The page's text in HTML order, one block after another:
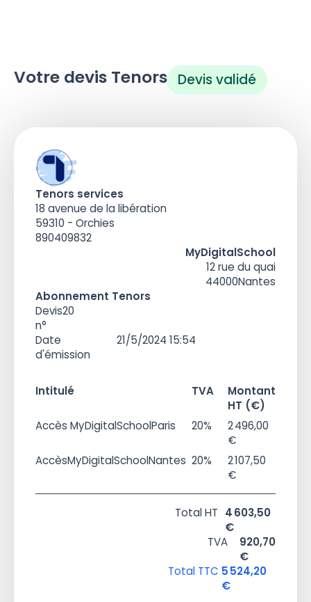
Votre devis Tenors Devis validé
Tenors services
18 avenue de la libération
59310 - Orchies
890409832
MyDigitalSchool
12 rue du quai
44000Nantes
Abonnement Tenors
Devis
n°
20
Date
d'émission
21/5/2024 15:54
Intitulé TVA
Montant
HT (€)
Accès MyDigitalSchoolParis 20%
2 496,00
€
AccèsMyDigitalSchoolNantes 20%
2 107,50
€
Total HT 4 603,50
€
TVA
920,70
€
Total TTC 5 524,20
€